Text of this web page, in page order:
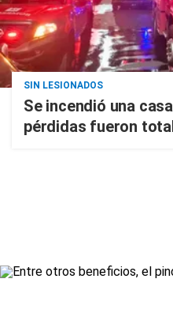
SIN LESIONADOS
Se incendió una
pérdidas fueron